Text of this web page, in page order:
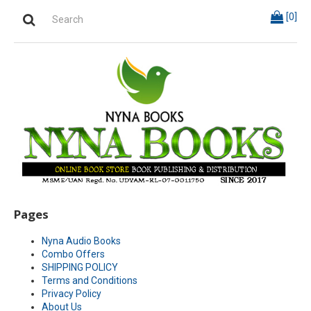
[0]
Pages
Nyna Audio Books
Combo Offers
SHIPPING POLICY
Terms and Conditions
Privacy Policy
About Us